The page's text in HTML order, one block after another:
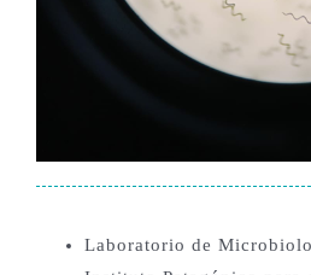
Laboratorio de